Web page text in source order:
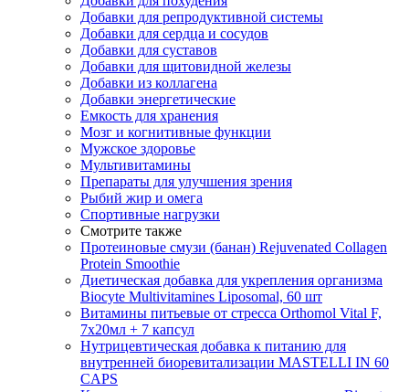
Добавки для репродуктивной системы
Добавки для сердца и сосудов
Добавки для суставов
Добавки для щитовидной железы
Добавки из коллагена
Добавки энергетические
Емкость для хранения
Мозг и когнитивные функции
Мужское здоровье
Мультивитамины
Препараты для улучшения зрения
Рыбий жир и омега
Спортивные нагрузки
Смотрите также
Протеиновые смузи (банан) Rejuvenated Сollagen
Protein Smoothie
Диетическая добавка для укрепления организма
Biocyte Multivitamines Liposomal, 60 шт
Витамины питьевые от стресса Orthomol Vital F,
7х20мл + 7 капсул
Нутрицевтическая добавка к питанию для
внутренней биоревитализации MASTELLI IN 60
CAPS